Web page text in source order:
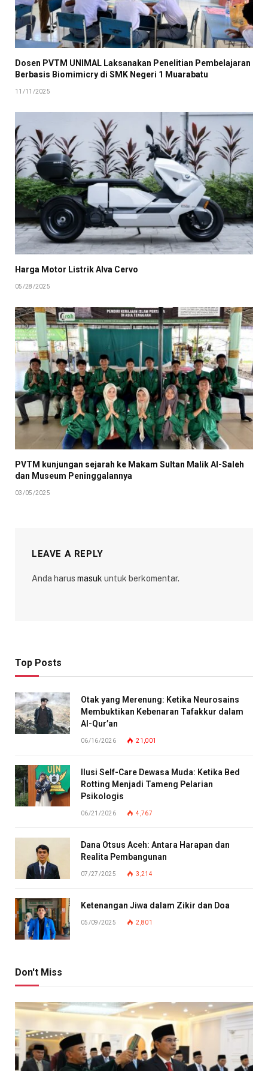
Dosen PVTM UNIMAL Laksanakan Penelitian Pembelajaran
Berbasis Biomimicry di SMK Negeri 1 Muarabatu
11/11/2025
Harga Motor Listrik Alva Cervo
05/28/2025
PVTM kunjungan sejarah ke Makam Sultan Malik Al-Saleh
dan Museum Peninggalannya
03/05/2025
LEAVE A REPLY
Anda harus masuk untuk berkomentar.
Top Posts
Otak yang Merenung: Ketika Neurosains
Membuktikan Kebenaran Tafakkur dalam
Al-Qur’an
06/16/2026 21,001
Ilusi Self-Care Dewasa Muda: Ketika Bed
Rotting Menjadi Tameng Pelarian
Psikologis
06/21/2026 4,767
Dana Otsus Aceh: Antara Harapan dan
Realita Pembangunan
07/27/2025 3,214
Ketenangan Jiwa dalam Zikir dan Doa
05/09/2025 2,801
Don't Miss